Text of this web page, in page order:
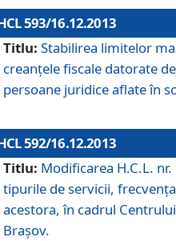
593/16.12.2013
Titlu: Stabilirea limitelor
creanţele fiscale datorate
persoane juridice aflate în
592/16.12.2013
Titlu: Modificarea H.C.L.
tipurile de servicii,
acestora, în cadrul
Braşov.